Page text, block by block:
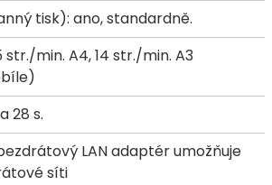
tisk): ano, standardně.
str./min. A4, 14 str./min. A3
28 s.
LAN adaptér umožňuje
síti